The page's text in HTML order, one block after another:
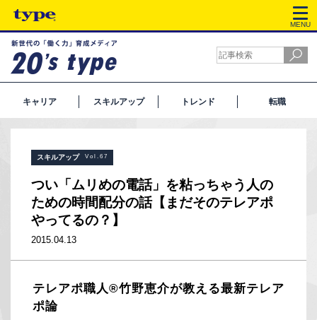
MENU
キャリア スキルアップ トレンド 転職
スキルアップ Vol.67
つい「ムリめの電話」を粘っちゃう人の
ための時間配分の話【まだそのテレアポ
やってるの？】
2015.04.13
テレアポ職人®竹野恵介が教える最新テレア
ポ論